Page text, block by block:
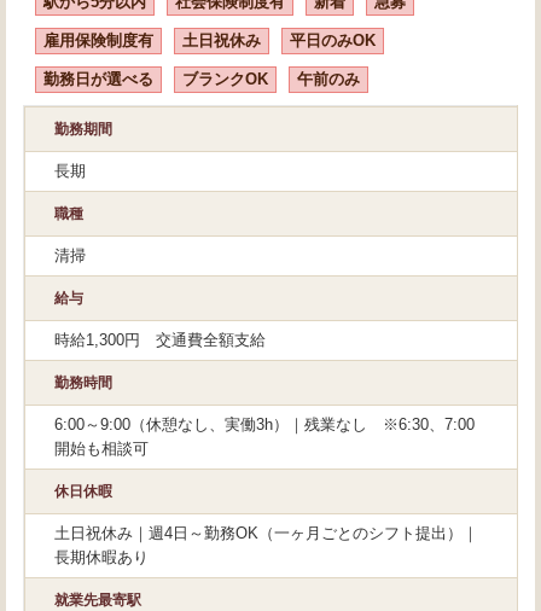
雇用保険制度有 土日祝休み 平日のみOK
勤務日が選べる ブランクOK 午前のみ
勤務期間
長期
職種
清掃
給与
時給1,300円 交通費全額支給
勤務時間
6:00～9:00（休憩なし、実働3h）｜残業なし ※6:30、7:00
開始も相談可
休日休暇
土日祝休み｜週4日～勤務OK（一ヶ月ごとのシフト提出）｜
長期休暇あり
就業先最寄駅